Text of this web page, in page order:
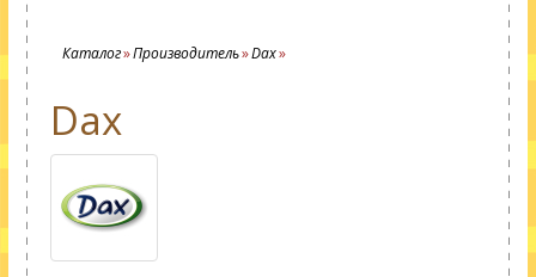
Каталог Производитель Dax
Dax